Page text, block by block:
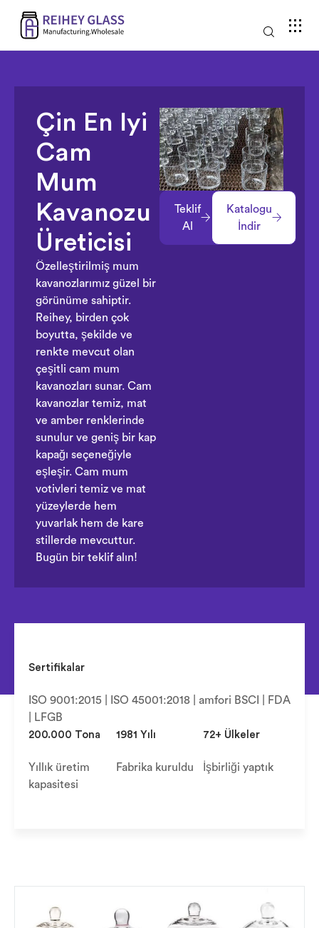
Çin En Iyi
Cam
Mum
Kavanozu
Üreticisi
Özelleştirilmiş mum
kavanozlarımız güzel bir
görünüme sahiptir.
Reihey, birden çok
boyutta, şekilde ve
renkte mevcut olan
çeşitli cam mum
kavanozları sunar. Cam
kavanozlar temiz, mat
ve amber renklerinde
sunulur ve geniş bir kap
kapağı seçeneğiyle
eşleşir. Cam mum
votivleri temiz ve mat
yüzeylerde hem
yuvarlak hem de kare
stillerde mevcuttur.
Bugün bir teklif alın!
Teklif
Al
Katalogu
İndir
Sertifikalar
ISO 9001:2015 | ISO 45001:2018 | amfori BSCI | FDA
| LFGB
200.000 Tona
Yıllık üretim
kapasitesi
1981 Yılı
Fabrika kuruldu
72+ Ülkeler
İşbirliği yaptık